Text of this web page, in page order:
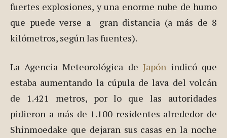
fuertes explosiones, y una enorme nube de humo
que puede verse a gran distancia (a más de 8
kilómetros, según las fuentes).
La Agencia Meteorológica de Japónindicó que
estaba aumentando la cúpula de lava del volcán
de 1.421 metros, por lo que las autoridades
pidieron a más de 1.100 residentes alrededor de
Shinmoedake que dejaran sus casas en la noche